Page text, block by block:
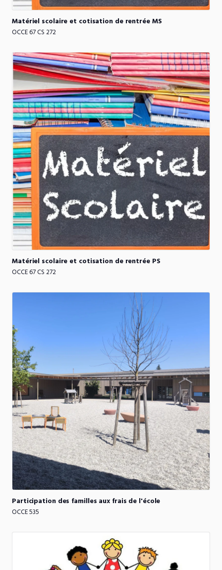
Matériel scolaire et cotisation de rentréeMS
OCCE 67 CS 272
Matériel scolaire et cotisation de rentrée PS
OCCE 67 CS 272
Participation des familles aux frais de l'école
OCCE 535